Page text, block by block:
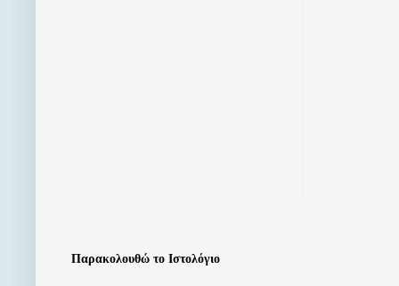
Παρακολουθώ το Ιστολόγιο